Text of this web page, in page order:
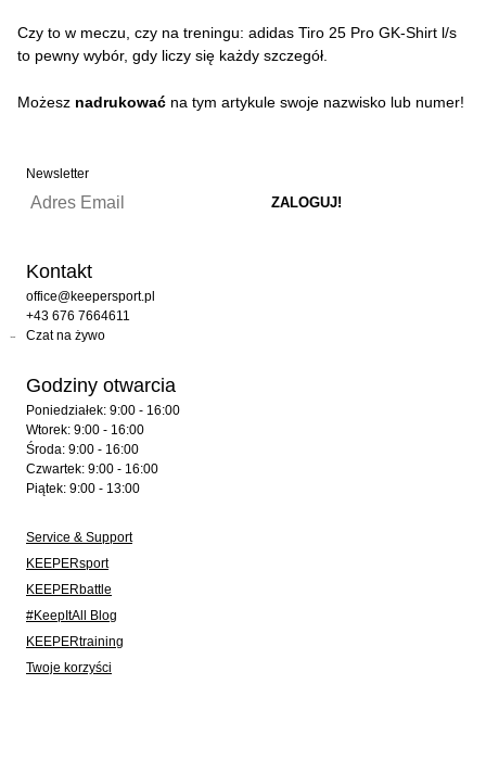
Czy to w meczu, czy na treningu: adidas Tiro 25 Pro GK-Shirt l/s
to pewny wybór, gdy liczy się każdy szczegół.
Możesz nadrukować na tym artykule swoje nazwisko lub numer!
Newsletter
Kontakt
office@keepersport.pl
+43 676 7664611
Czat na żywo
Godziny otwarcia
Poniedziałek: 9:00 - 16:00
Wtorek: 9:00 - 16:00
Środa: 9:00 - 16:00
Czwartek: 9:00 - 16:00
Piątek: 9:00 - 13:00
Service & Support
KEEPERsport
KEEPERbattle
#KeepItAll Blog
KEEPERtraining
Twoje korzyści